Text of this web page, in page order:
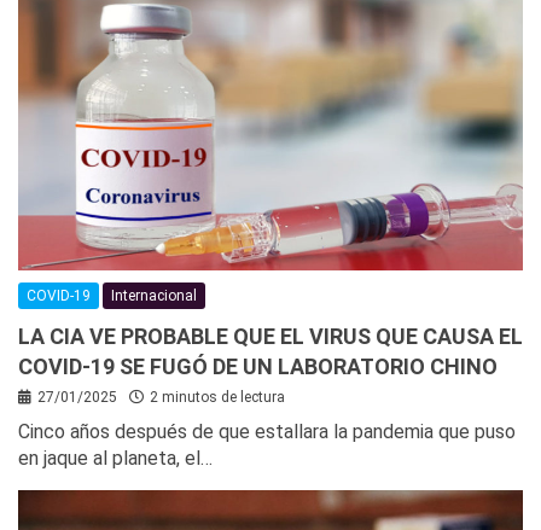
COVID-19 Internacional
LA CIA VE PROBABLE QUE EL VIRUS QUE CAUSA EL
COVID-19 SE FUGÓ DE UN LABORATORIO CHINO
27/01/2025 2 minutos de lectura
Cinco años después de que estallara la pandemia que puso
en jaque al planeta, el…